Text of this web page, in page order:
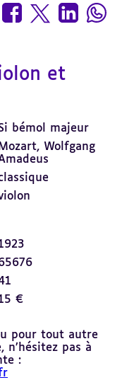
et
bémol majeur
Wolfgang
€
pour tout autre
n’hésitez pas à
: